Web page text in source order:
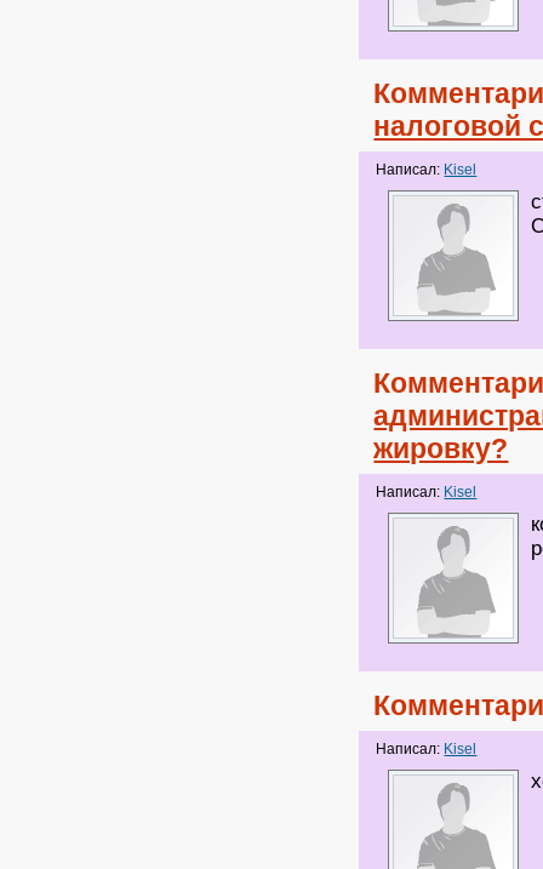
налоговой
Написал: Kisel
жировку?
Написал: Kisel
Написал: Kisel